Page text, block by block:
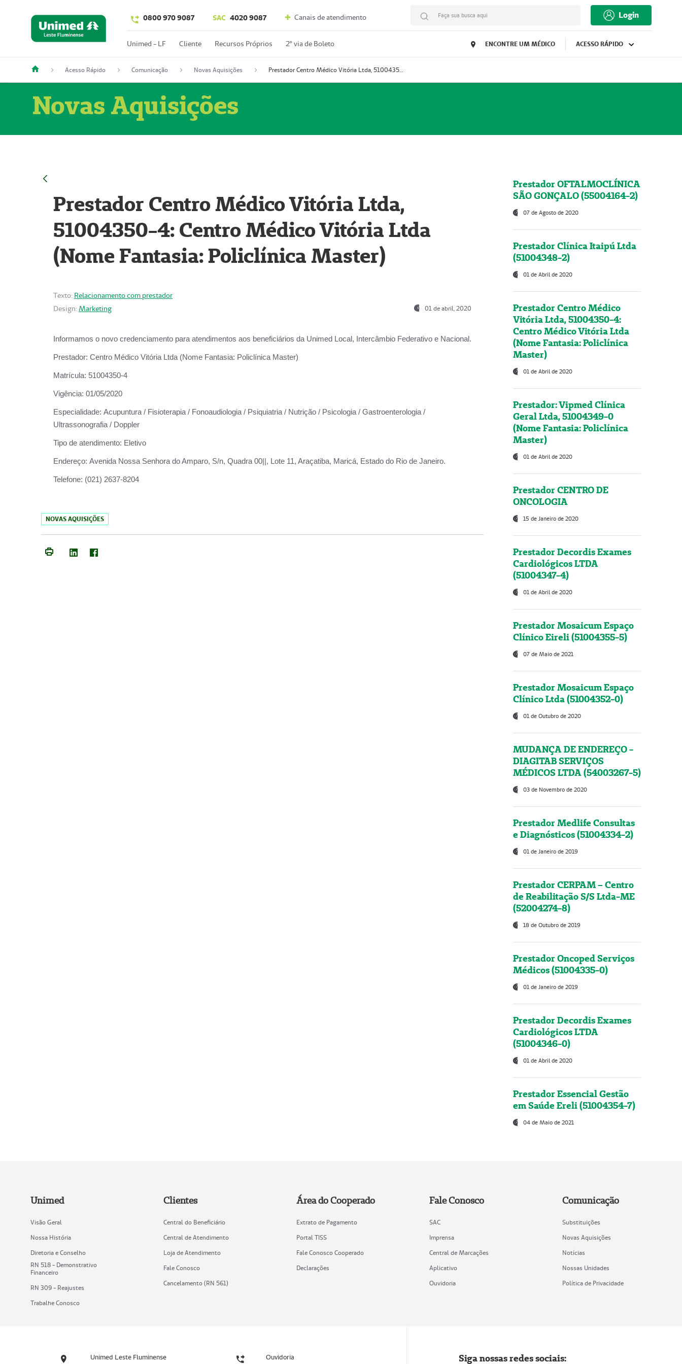
0800 970 9087 SAC 4020 9087 Canais de atendimento Faça sua busca aqui Login
Unimed - LF Cliente Recursos Próprios 2º via de Boleto ENCONTRE UM MÉDICO ACESSO RÁPIDO
Acesso Rápido Comunicação Novas Aquisições Prestador Centro Médico Vitória Ltda, 51004350-4: Centro Médico Vitória Ltda (Nome Fantasia: Policlínica Master)
Novas Aquisições
Prestador Centro Médico Vitória Ltda,
51004350-4: Centro Médico Vitória Ltda
(Nome Fantasia: Policlínica Master)
Texto: Relacionamento com prestador
Design: Marketing 01 de abril, 2020
Informamos o novo credenciamento para atendimentos aos beneficiários da Unimed Local, Intercâmbio Federativo e Nacional.
Prestador: Centro Médico Vitória Ltda (Nome Fantasia: Policlínica Master)
Matrícula: 51004350-4
Vigência: 01/05/2020
Especialidade: Acupuntura / Fisioterapia / Fonoaudiologia / Psiquiatria / Nutrição / Psicologia / Gastroenterologia /
Ultrassonografia / Doppler
Tipo de atendimento: Eletivo
Endereço: Avenida Nossa Senhora do Amparo, S/n, Quadra 00||, Lote 11, Araçatiba, Maricá, Estado do Rio de Janeiro.
Telefone: (021) 2637-8204
NOVAS AQUISIÇÕES
Prestador OFTALMOCLÍNICA
SÃO GONÇALO (55004164-2)
07 de Agosto de 2020
Prestador Clínica Itaipú Ltda
(51004348-2)
01 de Abril de 2020
Prestador Centro Médico
Vitória Ltda, 51004350-4:
Centro Médico Vitória Ltda
(Nome Fantasia: Policlínica
Master)
01 de Abril de 2020
Prestador: Vipmed Clínica
Geral Ltda, 51004349-0
(Nome Fantasia: Policlínica
Master)
01 de Abril de 2020
Prestador CENTRO DE
ONCOLOGIA
15 de Janeiro de 2020
Prestador Decordis Exames
Cardiológicos LTDA
(51004347-4)
01 de Abril de 2020
Prestador Mosaicum Espaço
Clínico Eireli (51004355-5)
07 de Maio de 2021
Prestador Mosaicum Espaço
Clínico Ltda (51004352-0)
01 de Outubro de 2020
MUDANÇA DE ENDEREÇO -
DIAGITAB SERVIÇOS
MÉDICOS LTDA (54003267-5)
03 de Novembro de 2020
Prestador Medlife Consultas
e Diagnósticos (51004334-2)
01 de Janeiro de 2019
Prestador CERPAM – Centro
de Reabilitação S/S Ltda-ME
(52004274-8)
18 de Outubro de 2019
Prestador Oncoped Serviços
Médicos (51004335-0)
01 de Janeiro de 2019
Prestador Decordis Exames
Cardiológicos LTDA
(51004346-0)
01 de Abril de 2020
Prestador Essencial Gestão
em Saúde Ereli (51004354-7)
04 de Maio de 2021
Unimed
Visão Geral
Nossa História
Diretoria e Conselho
RN 518 - Demonstrativo
Financeiro
RN 309 - Reajustes
Trabalhe Conosco
Clientes
Central do Beneficiário
Central de Atendimento
Loja de Atendimento
Fale Conosco
Cancelamento (RN 561)
Área do Cooperado
Extrato de Pagamento
Portal TISS
Fale Conosco Cooperado
Declarações
Fale Conosco
SAC
Imprensa
Central de Marcações
Aplicativo
Ouvidoria
Comunicação
Substituições
Novas Aquisições
Notícias
Nossas Unidades
Política de Privacidade
Unimed Leste Fluminense Ouvidoria Siga nossas redes sociais: